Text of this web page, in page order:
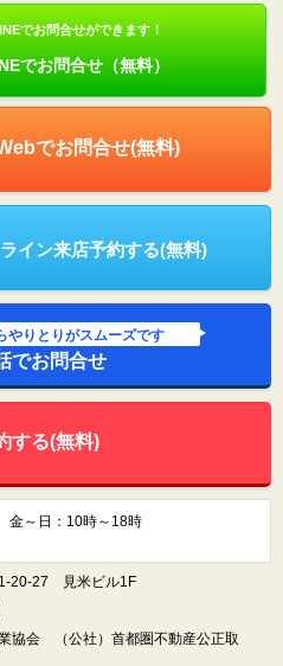
でお問合せができます！
でお問合せ（無料）
でお問合せ(無料)
イン来店予約する(無料)
やりとりがスムーズです
でお問合せ
する(無料)
金～日：10時～18時
20-27 見米ビル1F
業協会 （公社）首都圏不動産公正取